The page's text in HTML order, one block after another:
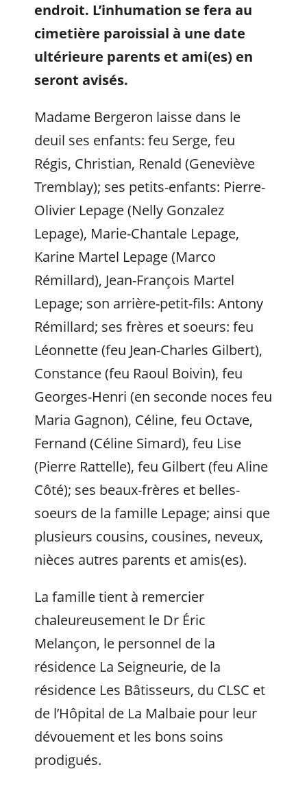
endroit. L’inhumation se fera au
cimetière paroissial à une date
ultérieure parents et ami(es) en
seront avisés.
Madame Bergeron laisse dans le
deuil ses enfants: feu Serge, feu
Régis, Christian, Renald (Geneviève
Tremblay); ses petits-enfants: Pierre-
Olivier Lepage (Nelly Gonzalez
Lepage), Marie-Chantale Lepage,
Karine Martel Lepage (Marco
Rémillard), Jean-François Martel
Lepage; son arrière-petit-fils: Antony
Rémillard; ses frères et soeurs: feu
Léonnette (feu Jean-Charles Gilbert),
Constance (feu Raoul Boivin), feu
Georges-Henri (en seconde noces feu
Maria Gagnon), Céline, feu Octave,
Fernand (Céline Simard), feu Lise
(Pierre Rattelle), feu Gilbert (feu Aline
Côté); ses beaux-frères et belles-
soeurs de la famille Lepage; ainsi que
plusieurs cousins, cousines, neveux,
nièces autres parents et amis(es).
La famille tient à remercier
chaleureusement le Dr Éric
Melançon, le personnel de la
résidence La Seigneurie, de la
résidence Les Bâtisseurs, du CLSC et
de l’Hôpital de La Malbaie pour leur
dévouement et les bons soins
prodigués.